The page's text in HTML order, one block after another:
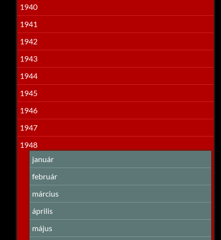
1940
1941
1942
1943
1944
1945
1946
1947
1948
január
február
március
április
május